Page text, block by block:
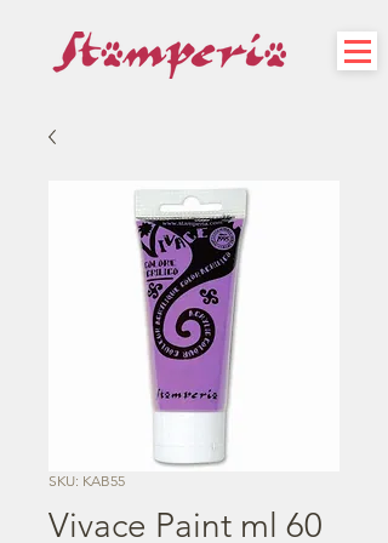
SKU: KAB55
Vivace Paint ml 60